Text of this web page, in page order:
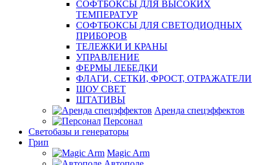
СОФТБОКСЫ ДЛЯ ВЫСОКИХ
ТЕМПЕРАТУР
СОФТБОКСЫ ДЛЯ СВЕТОДИОДНЫХ
ПРИБОРОВ
ТЕЛЕЖКИ И КРАНЫ
УПРАВЛЕНИЕ
ФЕРМЫ ЛЕБЕДКИ
ФЛАГИ, СЕТКИ, ФРОСТ, ОТРАЖАТЕЛИ
ШОУ СВЕТ
ШТАТИВЫ
Аренда спецэффектов
Персонал
Светобазы и генераторы
Грип
Magic Arm